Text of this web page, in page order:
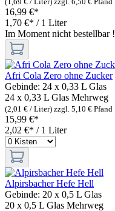
16,99 €*
1,70 €* / 1 Liter
Im Moment nicht bestellbar !
Afri Cola Zero ohne Zucker
Gebinde: 24 x 0,33 L Glas
24 x 0,33 L Glas Mehrweg
(2,01 € / Liter) zzgl. 5,10 € Pfand
15,99 €*
2,02 €* / 1 Liter
Alpirsbacher Hefe Hell
Gebinde: 20 x 0,5 L Glas
20 x 0,5 L Glas Mehrweg